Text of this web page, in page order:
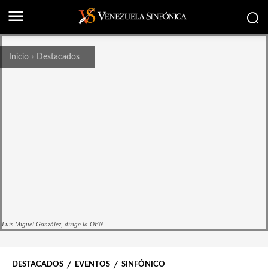
Inicio Destacados
Luis Miguel González, dirige la OFN
DESTACADOS EVENTOS SINFÓNICO